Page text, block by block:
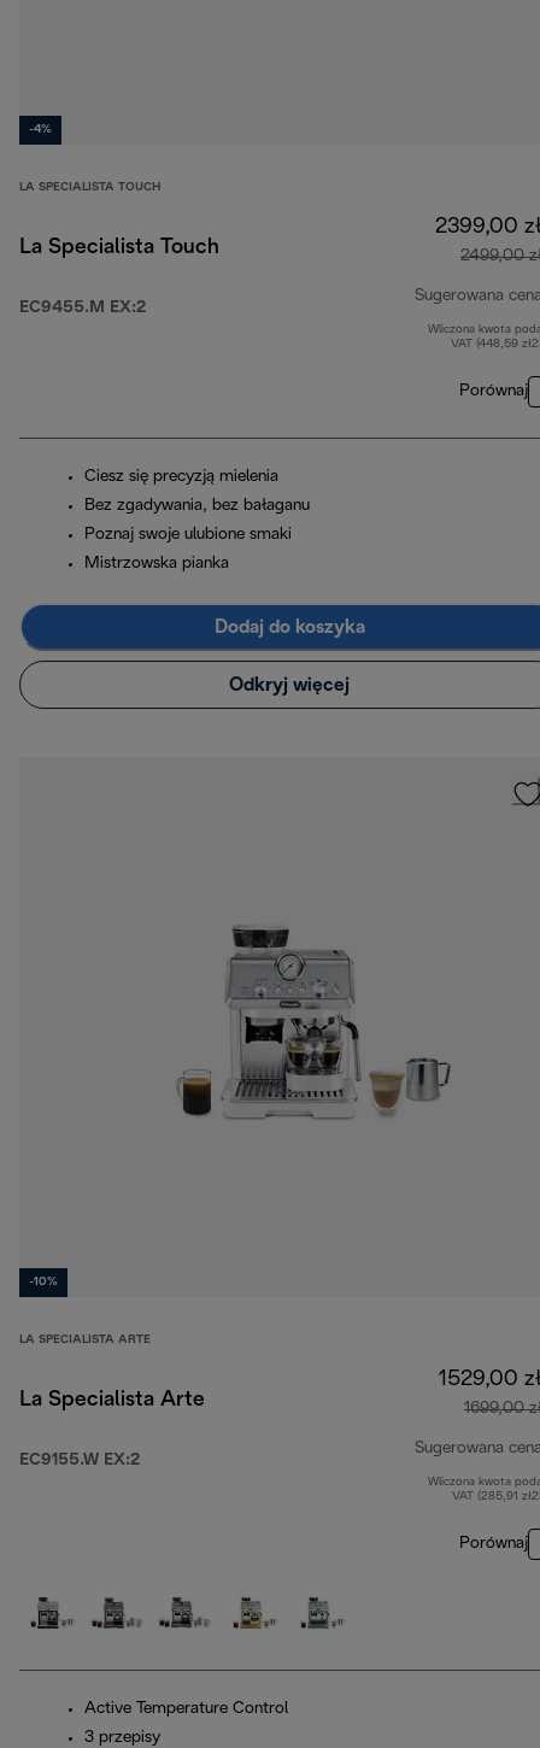
-4%
LA SPECIALISTA TOUCH
La Specialista Touch
EC9455.M EX:2
2399,00
2499,00
Sugerowana
Wliczona kwota
VAT (448,59
Porównaj
Ciesz się precyzją mielenia
Bez zgadywania, bez bałaganu
Poznaj swoje ulubione smaki
Mistrzowska pianka
Dodaj do koszyka
Odkryj więcej
-10%
LA SPECIALISTA ARTE
La Specialista Arte
EC9155.W EX:2
1529,00
1699,00
Sugerowana
Wliczona kwota
VAT (285,91
Porównaj
Active Temperature Control
3 przepisy